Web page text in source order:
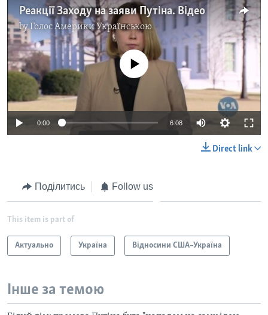
Реакції Заходу на заяви Путіна. Відео
byГолос Америки Українською
No media source currently available
0:00 6:08
Direct link
Поділитись Follow us
This item is part of
Актуально Україна Відносини США–Україна
Інше за темою